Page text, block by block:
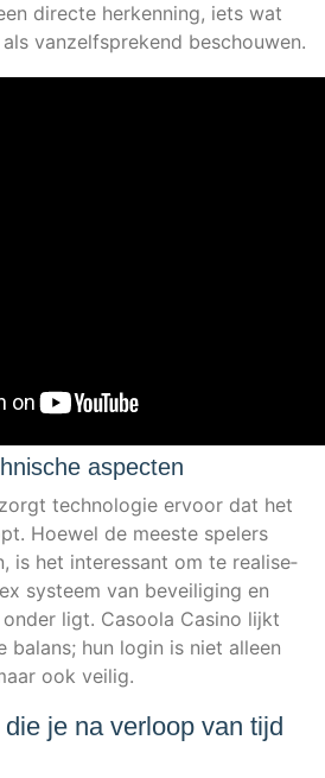
direc­te her­ken­ning, iets wat
van­z­elf­spre­kend beschouwen.
aspecten
tech­no­lo­gie ervo­or dat het
Hoe­wel de mees­te spe­l­ers
is het inter­es­sant om te rea­li­se­
sys­teem van bevei­liging en
ligt. Casoo­la Casi­no lijkt
bal­ans; hun log­in is niet alleen
ook veilig.
je na verloop van tijd